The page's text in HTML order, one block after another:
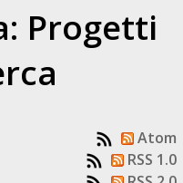
Progetti
Atom
RSS 1.0